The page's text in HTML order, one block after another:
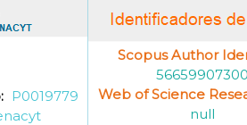
P0019779
Scopus Author
Web of Science
null